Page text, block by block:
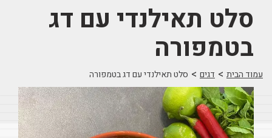
סלט תאילנדי עם דג
בטמפורה
עמוד הבית > דגים > סלט תאילנדי עם דג בטמפורה